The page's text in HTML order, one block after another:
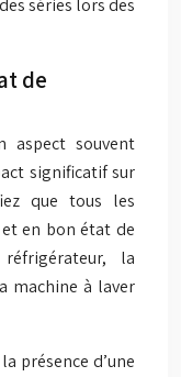
séries lors des
de
aspect souvent
significatif sur
que tous les
en bon état de
la
machine à laver
présence d’une